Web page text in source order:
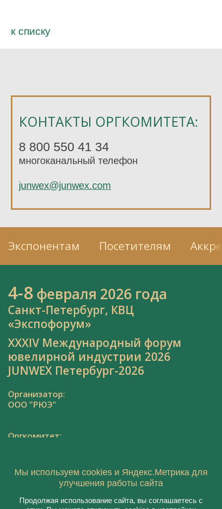
КОНТАКТЫ ОРГКОМИТЕТА:
8 800 550 41 34
многоканальный телефон
junwex@junwex.com
к спиcку
Экспонентам Посетителям
4-8 февраля 2026 года
Санкт-Петербург, КВЦ
«Экспофорум»
XXXIV Международный форум
ювелирной индустрии 2026
JUNWEX Петербург-2026
Организатор:
ООО "РЮЭ"
Оргкомитет:
Мы используем cookies и Яндекс.Метрика для
улучшения работы сайта
Продолжая использование сайта, вы соглашаетесь с